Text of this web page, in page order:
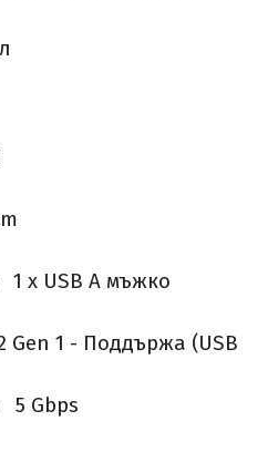
x USB A мъжко
Gen 1 - Поддържа (USB
5 Gbps